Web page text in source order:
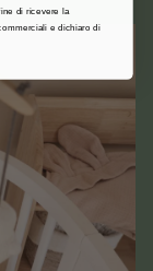
di ricevere la
e dichiaro di